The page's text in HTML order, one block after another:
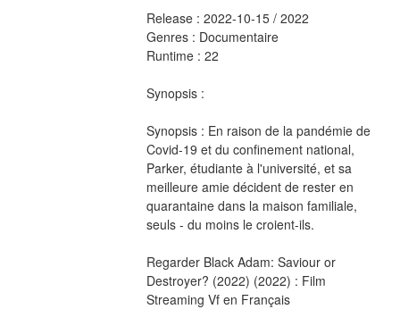
Release : 2022-10-15 / 2022
Genres : Documentaire
Runtime : 22
Synopsis :
Synopsis : En raison de la pandémie de
Covid-19 et du confinement national,
Parker, étudiante à l'université, et sa
meilleure amie décident de rester en
quarantaine dans la maison familiale,
seuls - du moins le croient-ils.
Regarder Black Adam: Saviour or
Destroyer? (2022) (2022) : Film
Streaming Vf en Français